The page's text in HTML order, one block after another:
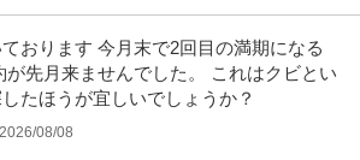
おります 今月末で2回目の満期になる
先月来ませんでした。 これはクビとい
たほうが宜しいでしょうか？
2026/08/08